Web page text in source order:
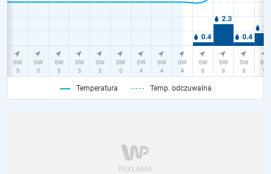
Temperatura Temp. odczuwalna